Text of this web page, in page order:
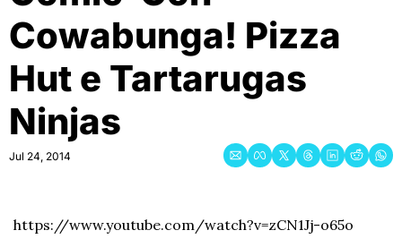
Cowabunga! Pizza
Hut e Tartarugas
Ninjas
Jul 24, 2014
https://www.youtube.com/watch?v=zCN1Jj-o65o